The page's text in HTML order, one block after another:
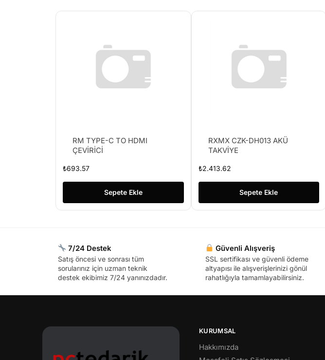
RM TYPE-C TO HDMI
ÇEVİRİCİ
₺693.57
Sepete Ekle
RXMX CZK-DH013 AKÜ
TAKVİYE
₺2.413.62
Sepete Ekle
7/24 Destek
Satış öncesi ve sonrası tüm
sorularınız için uzman teknik
destek ekibimiz 7/24 yanınızdadır.
Güvenli Alışveriş
SSL sertifikası ve güvenli ödeme
altyapısı ile alışverişlerinizi gönül
rahatlığıyla tamamlayabilirsiniz.
KURUMSAL
Hakkımızda